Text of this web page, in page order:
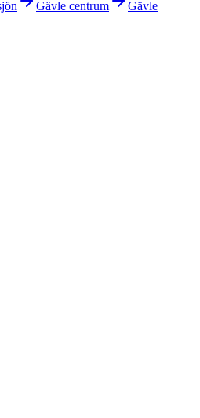
Gävle centrum
Gävle